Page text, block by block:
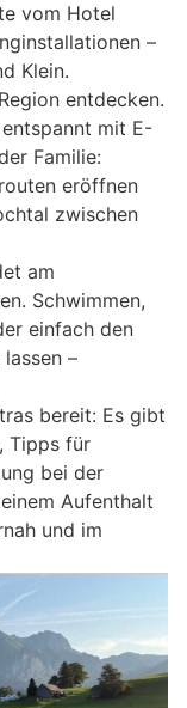
vom Hotel
–
Klein.
entdecken.
mit E-
Familie:
eröffnen
zwischen
am
Schwimmen,
einfach den
–
bereit: Es gibt
Tipps für
bei der
Aufenthalt
und im